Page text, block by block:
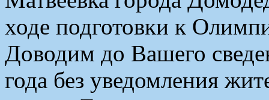
ходе подготовки к
Доводим до Вашего
года без уведомления